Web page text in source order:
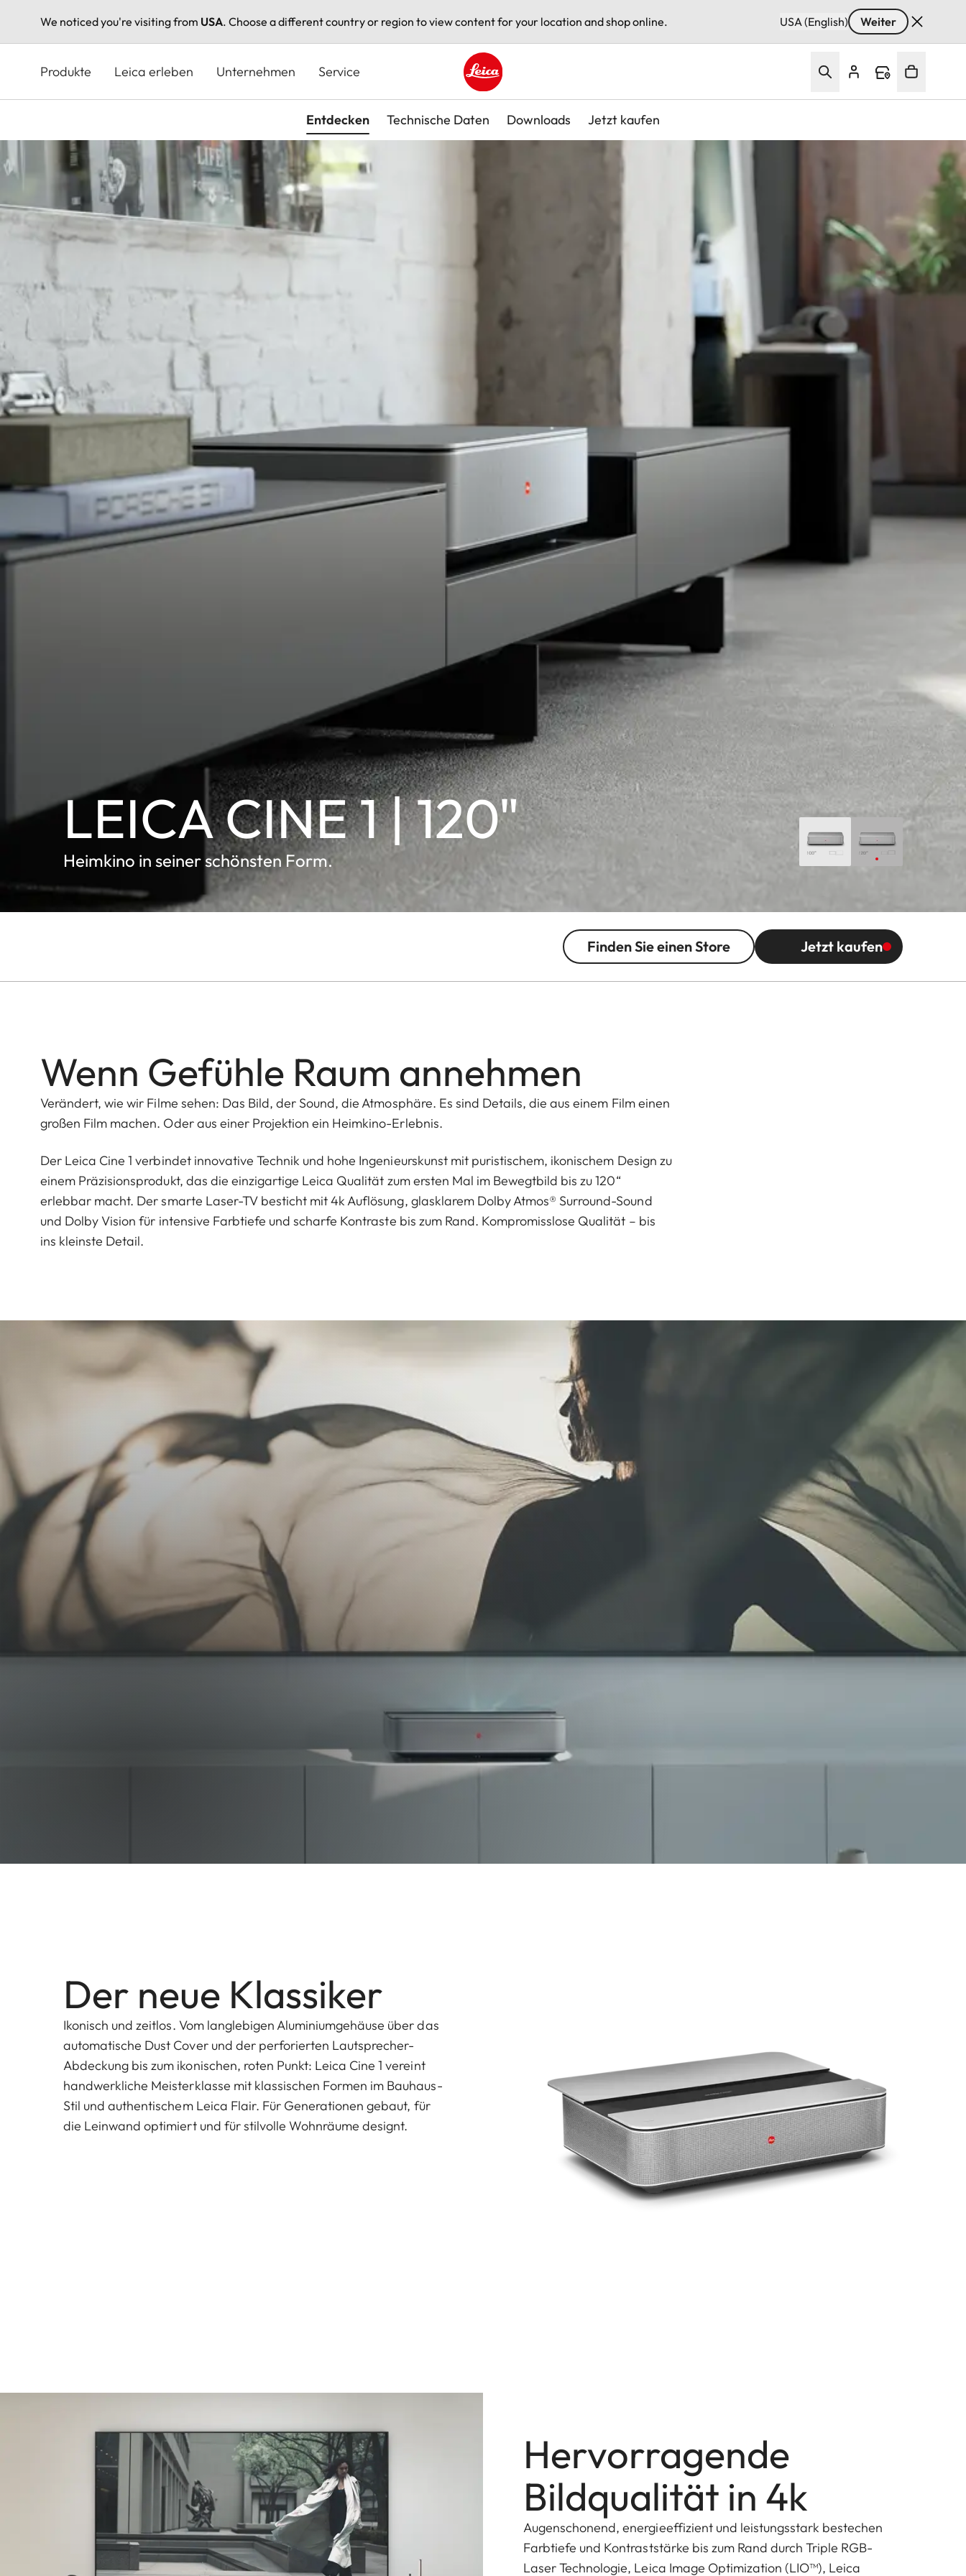
We noticed you're visiting from USA. Choose a different country or region to view content for your location and shop online. USA (English) Weiter
Produkte Leica erleben Unternehmen Service
Leica logo - Home
Entdecken Technische Daten Downloads Jetzt kaufen
LEICA CINE 1 | 120"
Heimkino in seiner schönsten Form.
Finden Sie einen Store Jetzt kaufen
Wenn Gefühle Raum annehmen
Verändert, wie wir Filme sehen: Das Bild, der Sound, die Atmosphäre. Es sind Details, die aus einem Film einen
großen Film machen. Oder aus einer Projektion ein Heimkino-Erlebnis.
Der Leica Cine 1 verbindet innovative Technik und hohe Ingenieurskunst mit puristischem, ikonischem Design zu
einem Präzisionsprodukt, das die einzigartige Leica Qualität zum ersten Mal im Bewegtbild bis zu 120“
erlebbar macht. Der smarte Laser-TV besticht mit 4k Auflösung, glasklarem Dolby Atmos® Surround-Sound
und Dolby Vision für intensive Farbtiefe und scharfe Kontraste bis zum Rand. Kompromisslose Qualität – bis
ins kleinste Detail.
Der neue Klassiker
Ikonisch und zeitlos. Vom langlebigen Aluminiumgehäuse über das
automatische Dust Cover und der perforierten Lautsprecher-
Abdeckung bis zum ikonischen, roten Punkt: Leica Cine 1 vereint
handwerkliche Meisterklasse mit klassischen Formen im Bauhaus-
Stil und authentischem Leica Flair. Für Generationen gebaut, für
die Leinwand optimiert und für stilvolle Wohnräume designt.
Hervorragende
Bildqualität in 4k
Augenschonend, energieeffizient und leistungsstark bestechen
Farbtiefe und Kontraststärke bis zum Rand durch Triple RGB-
Laser Technologie, Leica Image Optimization (LIO™), Leica